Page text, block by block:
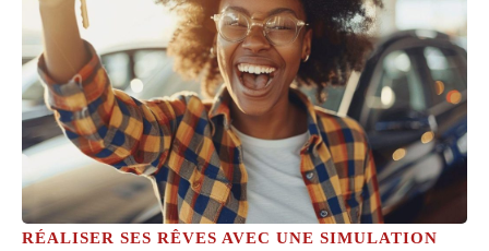
RÉALISER SES RÊVES AVEC UNE SIMULATION